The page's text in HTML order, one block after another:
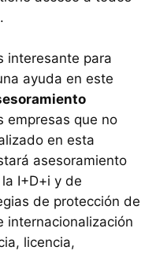
interesante para
ayuda en este
empresas que no
en esta
asesoramiento
I+D+i y de
de protección de
internacionalización
licencia,